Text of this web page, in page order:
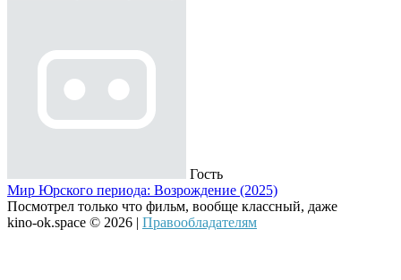
Гость
Мир Юрского периода: Возрождение (2025)
Посмотрел только что фильм, вообще классный, даже
kino-ok.space © 2026 | Правообладателям